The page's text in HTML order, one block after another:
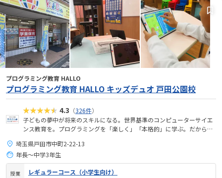
プログラミング教育 HALLO
プログラミング教育 HALLO キッズデュオ 戸田公園校
★★★★★ 4.3 （326件）
子どもの夢中が将来のスキルになる。世界基準のコンピューターサイエ
ンス教育を。プログラミングを「楽しく」「本格的」に学ぶ。だから、
埼玉県戸田市中町2-22-13
年長～中学3年生
授業
レギュラーコース（小学生向け）